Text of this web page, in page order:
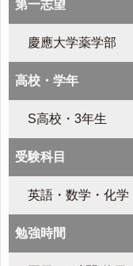
第一志望
慶應大学薬学部
高校・学年
S高校・3年生
受験科目
英語・数学・化学
勉強時間